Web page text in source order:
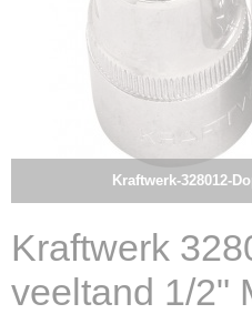
Kraftwerk-328012-
Kraftwerk
veeltand 1/2"